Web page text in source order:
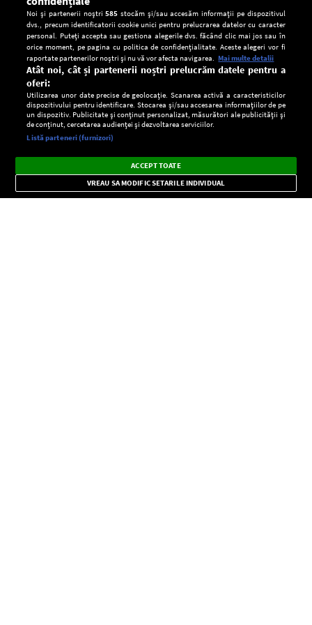
CONFIDENŢIALITATE
Setări:
Dark
Mode
Radio live, podcasturi, știri și alerte
importante.
×
Noi și partenerii noștri585 stocăm și/sau accesăm informații pe dispozitivul
dvs., precum identificatorii cookie unici pentru prelucrarea datelor cu caracter
personal. Puteți accepta sau gestiona alegerile dvs. făcând clic mai jos sau în
orice moment, pe pagina cu politica de confidențialitate. Aceste alegeri vor fi
raportate partenerilor noștri și nu vă vor afecta navigarea. Mai multe detalii
Atât noi, cât și partenerii noștri prelucrăm datele pentru a
oferi:
Utilizarea unor date precise de geolocație. Scanarea activă a caracteristicilor
dispozitivului pentru identificare. Stocarea și/sau accesarea informațiilor de pe
un dispozitiv. Publicitate și conținut personalizat, măsurători ale publicității și
de conținut, cercetarea audienței și dezvoltarea serviciilor.
Listă parteneri (furnizori)
ACCEPT TOATE
VREAU SA MODIFIC SETARILE INDIVIDUAL